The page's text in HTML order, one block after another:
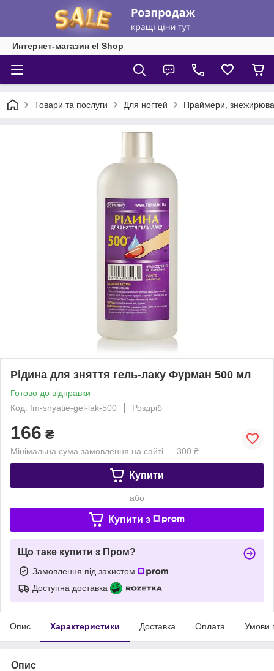
Интернет-магазин el Shop
Товари та послуги Для ногтей Праймери,
Рідина для зняття гель-лаку Фурман 500 мл
Готово до відправки
Код: fm-snyatie-gel-lak-500
Роздріб
166 ₴
Мінімальна сума замовлення на сайті — 300 ₴
Купити
або
Купити з
Що таке купити з Пром?
Замовлення під захистом
Доступна доставка
Опис Характеристики Доставка Оплата Умови
Опис